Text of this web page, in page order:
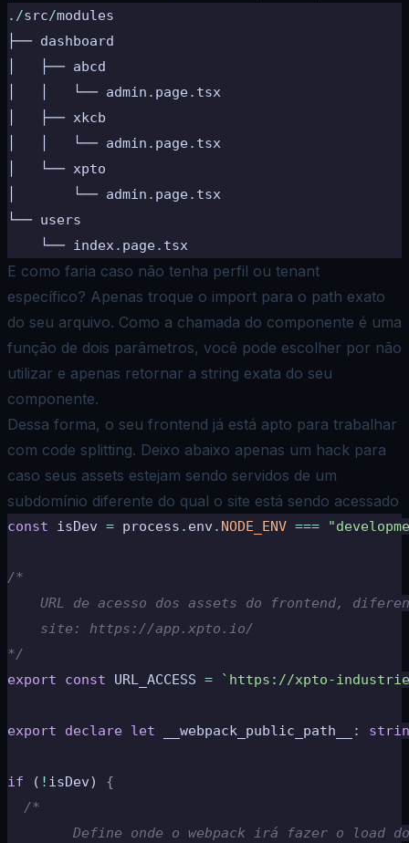
./src/modules
├── dashboard
│   ├── abcd
│   │   └── admin . page. tsx
│   ├── xkcb
│   │   └── admin . page. tsx
│   └── xpto
│       └── admin . page. tsx
└── users
    └── index
. page. tsx
E como faria caso não tenha perfil ou tenant
específico? Apenas troque o import para o path exato
do seu arquivo. Como a chamada do componente é uma
função de dois parâmetros, você pode escolher por não
utilizar e apenas retornar a string exata do seu
componente.
Dessa forma, o seu frontend já está apto para trabalhar
com code splitting. Deixo abaixo apenas um hack para
caso seus assets estejam sendo servidos de um
subdomínio diferente do qual o site está sendo acessado
const isDev = process . env . NODE_ENV ===
/*
URL de acesso dos assets do frontend,
    site: https://app.xpto.io/
*/
export const URL_ACCESS = `https://xpto-
export declare let __webpack_public_path__ :
if ( ! isDev) {
  /*
Define onde o webpack irá fazer o load